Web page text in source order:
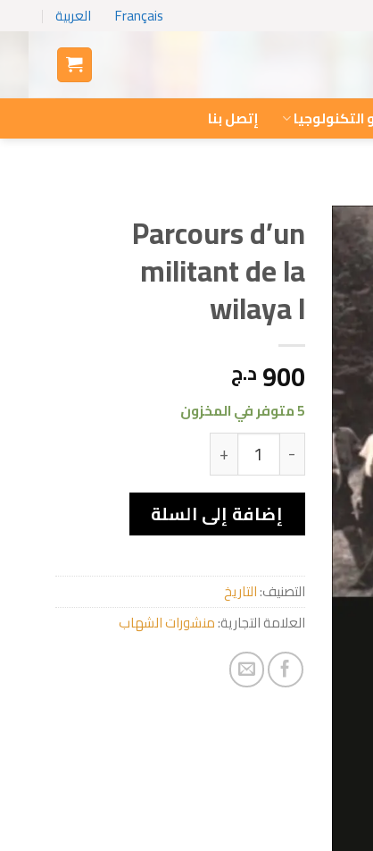
Français العربية
التكنولوجيا إتصل بنا
Parcours d’un
militant de la
wilaya I
900 د.ج
5 متوفر في المخزون
إضافة إلى السلة
التصنيف:التاريخ
العلامة التجارية:منشورات الشهاب